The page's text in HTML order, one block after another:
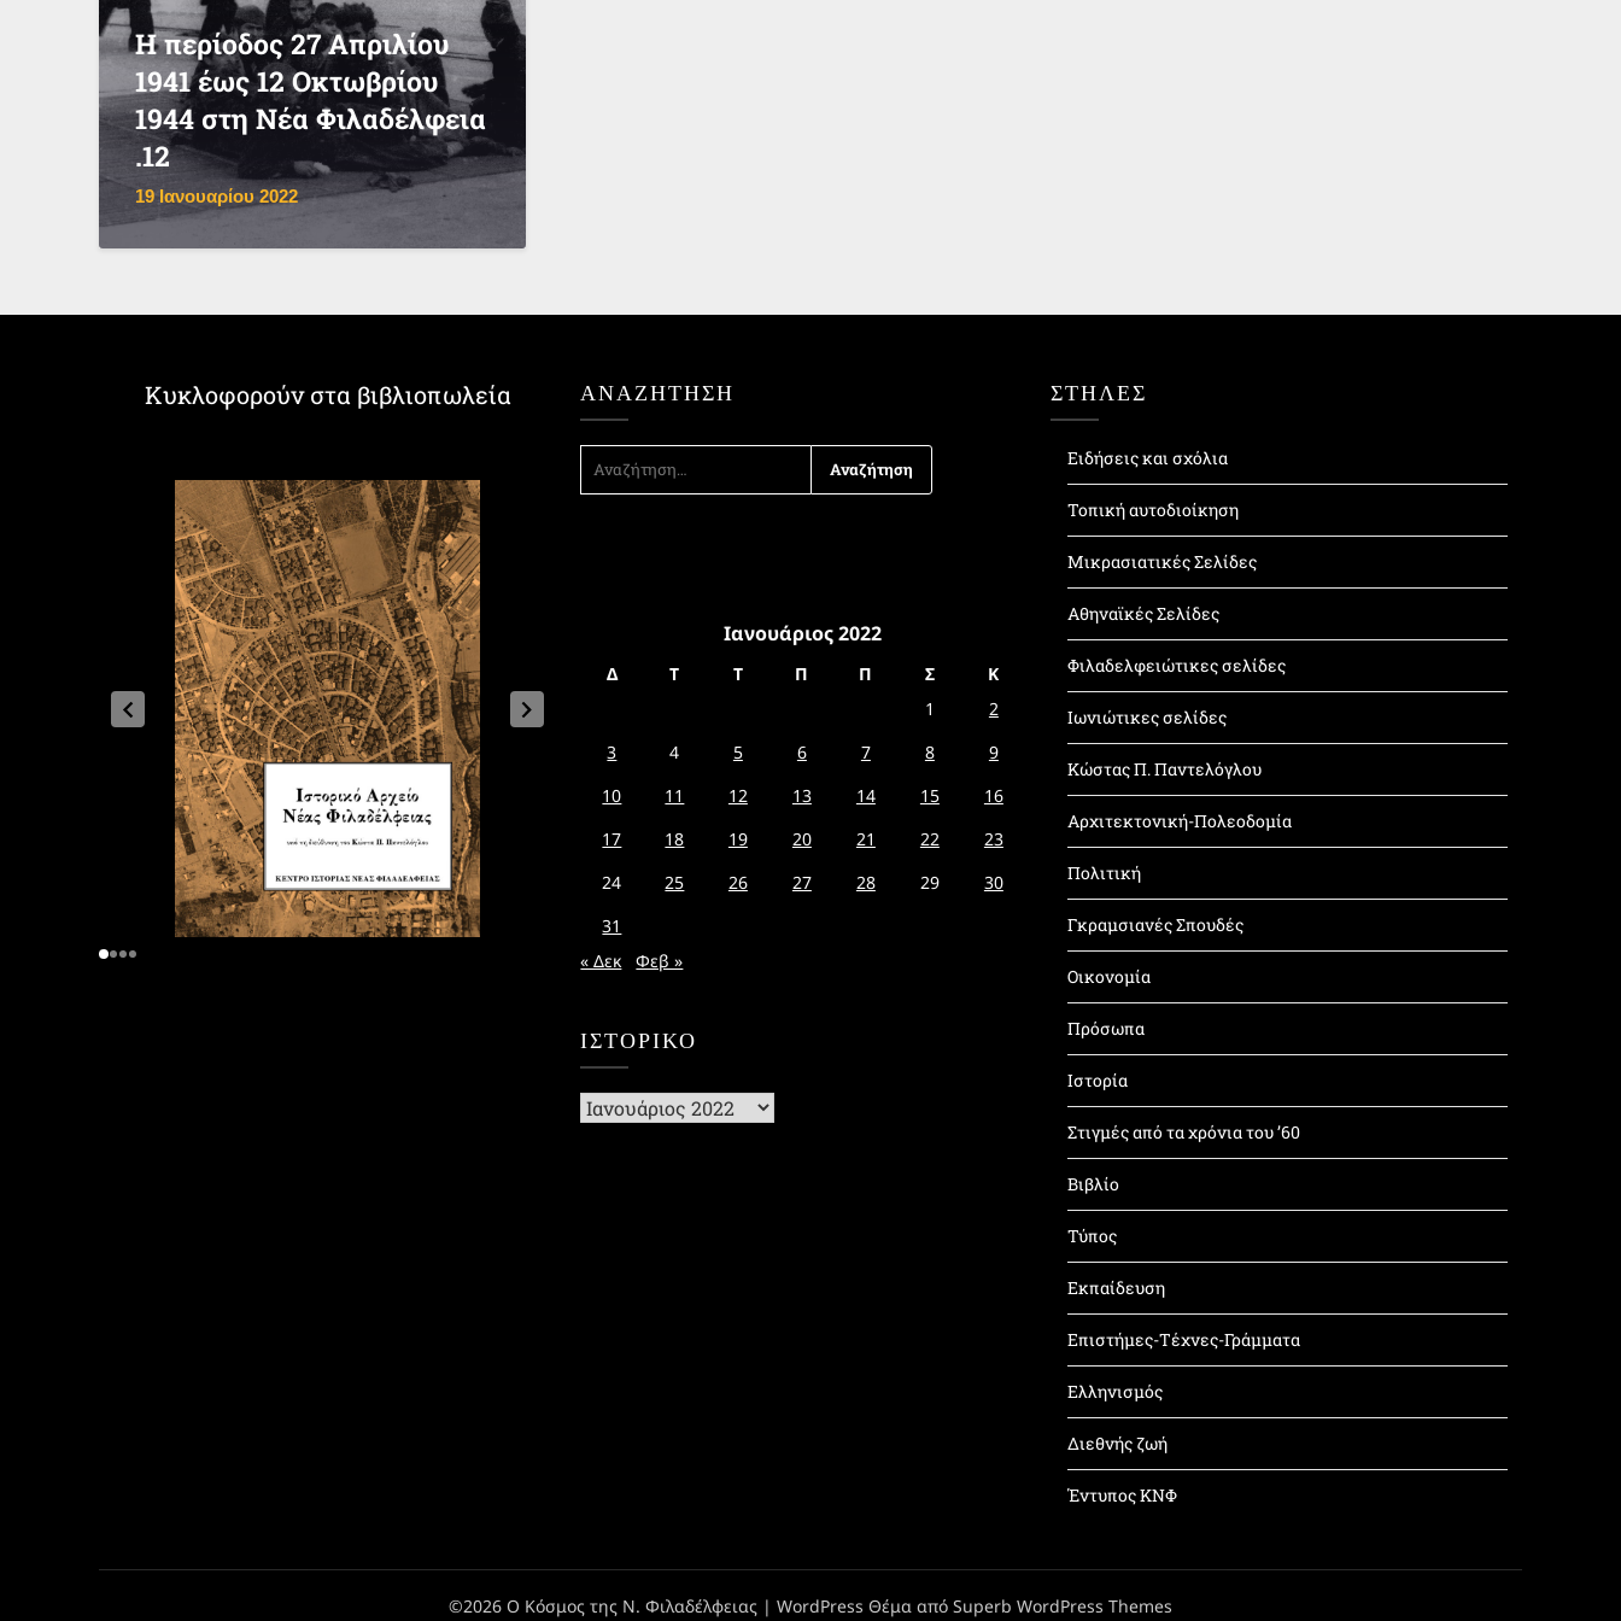
Η περίοδος 27 Απριλίου
1941 έως 12 Οκτωβρίου
1944 στη Νέα Φιλαδέλφεια
.12
19 Ιανουαρίου 2022
Κυκλοφορούν στα βιβλιοπωλεία ΑΝΑΖΉΤΗΣΗ
ΓΙΑ:
Ιανουάριος 2022
Δ Τ Τ Π Π Σ
Κ
1
2
3
4 5 6 7 8
9
10
11 12 13 14 15
16
17
18 19 20 21 22
23
24
25 26 27 28 29
30
31
« Δεκ
Φεβ »
ΙΣΤΟΡΙΚΌ
Ιστορικό
ΣΤΗΛΕΣ
Ειδήσεις και σχόλια
Τοπική αυτοδιοίκηση
Μικρασιατικές Σελίδες
Αθηναϊκές Σελίδες
Φιλαδελφειώτικες σελίδες
Ιωνιώτικες σελίδες
Κώστας Π. Παντελόγλου
Αρχιτεκτονική-Πολεοδομία
Πολιτική
Γκραμσιανές Σπουδές
Οικονομία
Πρόσωπα
Ιστορία
Στιγμές από τα χρόνια του ’60
Βιβλίο
Τύπος
Εκπαίδευση
Επιστήμες-Τέχνες-Γράμματα
Ελληνισμός
Διεθνής ζωή
Έντυπος ΚΝΦ
©2026 Ο Κόσμος της Ν. Φιλαδέλφειας | WordPress Θέμα από Superb WordPress Themes